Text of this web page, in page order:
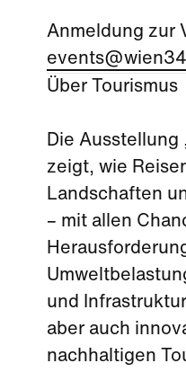
Anmeldung zur
Über Tourismus
Die Ausstellung
zeigt, wie
Landschaften
– mit allen
und
aber auch
nachhaltigen